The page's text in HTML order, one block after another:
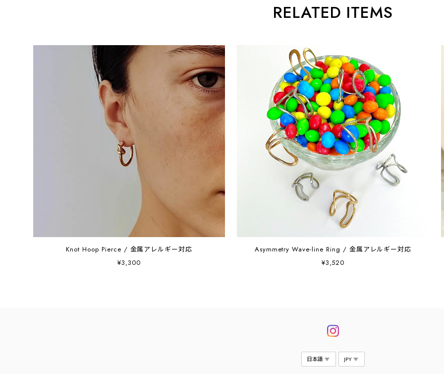
RELATED ITEMS
Knot Hoop Pierce / 金属アレルギー対応
¥3,300
Asymmetry Wave-line Ring / 金属アレルギー対応
¥3,520